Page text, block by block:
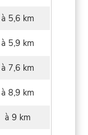
à 5,6 km
à 5,9 km
à 7,6 km
à 8,9 km
à 9 km